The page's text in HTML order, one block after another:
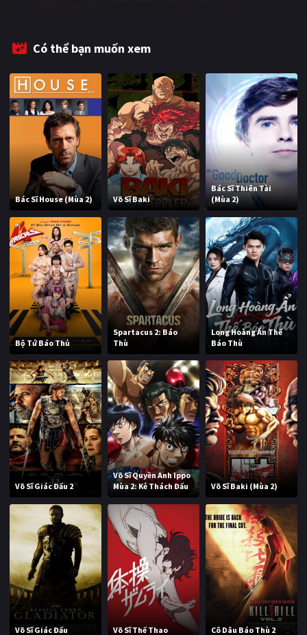
Có thể bạn muốn xem
Bác Sĩ House (Mùa 2) Võ Sĩ Baki
Bác Sĩ Thiên Tài
(Mùa 2)
Bộ Tứ Báo Thủ
Spartacus 2: Báo
Thù
Long Hoàng Ẩn Thế
Báo Thù
Võ Sĩ Giác Đấu 2
Võ Sĩ Quyền Anh Ippo
Mùa 2: Kẻ Thách Đấu
Võ Sĩ Baki (Mùa 2)
Võ Sĩ Giác Đấu Võ Sĩ Thế Thao Cô Dâu Báo Thù 2